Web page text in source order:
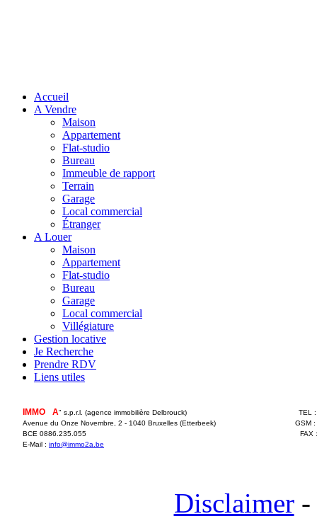
Accueil
A Vendre
Maison
Appartement
Flat-studio
Bureau
Immeuble de rapport
Terrain
Garage
Local commercial
Étranger
A Louer
Maison
Appartement
Flat-studio
Bureau
Garage
Local commercial
Villégiature
Gestion locative
Je Recherche
Prendre RDV
Liens utiles
IMMO A" s.p.r.l. (agence immobilière Delbrouck)
Avenue du Onze Novembre, 2 - 1040 Bruxelles (Etterbeek)
BCE 0886.235.055
E-Mail : info@immo2a.be
TEL
GSM
FAX
Disclaimer-